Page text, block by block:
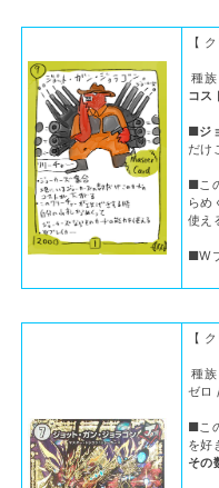
【
種
コス
■ジ
だけ
■こ
らめ
使え
■W
【
種
ゼロ
■こ
を好
その